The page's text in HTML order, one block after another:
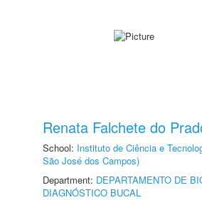
Renata Falchete do
School: Instituto de Ciência e
São José dos Campos)
Department: DEPARTAMENTO DE
DIAGNÓSTICO BUCAL